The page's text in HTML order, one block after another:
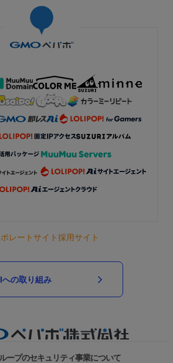
レートサイト採用サイト
への取り組み
ープのセキュリティ事業について